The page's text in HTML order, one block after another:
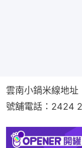
雲南小鍋米線地址
號舖電話：2424